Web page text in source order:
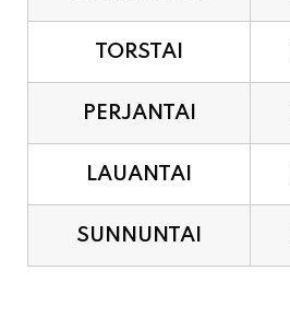
PERJANTAI
LAUANTAI
SUNNUNTAI